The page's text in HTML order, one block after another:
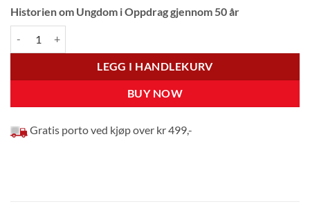
Historien om Ungdom i Oppdrag gjennom 50 år
LEGG I HANDLEKURV
BUY NOW
Gratis porto ved kjøp over kr 499,-